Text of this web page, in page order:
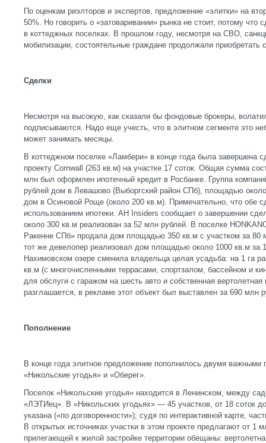
По оценкам риэлторов и экспертов, предложение «элитки» на
50%. Но говорить о «затоваривании» рынка не стоит, потому что
в коттеджных поселках. В прошлом году, несмотря на СВО,
мобилизации, состоятельные граждане продолжали
Сделки
Несмотря на высокую, как сказали бы фондовые брокеры,
подписываются. Надо еще учесть, что в элитном сегменте это
может занимать месяцы.
В коттеджном поселке «Ламбери» в конце года была завершена
проекту Cornwall (263 кв.м) на участке 17 соток. Общая сумма
млн был оформлен ипотечный кредит в Росбанке. Группа
рублей дом в Левашово (Выборгский район СПб), площадью
дом в Осиновой Роще (около 200 кв.м). Примечательно, что обе
использованием ипотеки. АН Insiders сообщает о завершении
около 300 кв.м реализован за 52 млн рублей. В поселке
Ракенне СПб» продала дом площадью 350 кв.м с участком за
тот же девелопер реализовал дом площадью около 1000 кв.м за
Нахимовском озере сменила владельца целая усадьба: на 1 га
кв.м (с многочисленными террасами, спортзалом, бассейном и
для обслуги с гаражом на шесть авто и собственная
разглашается, в рекламе этот объект был выставлен за 690 млн
Пополнение
В конце года элитное предложение пополнилось двумя
«Никольские угодья» и «Оберег».
Поселок «Никольские угодья» находится в Ленинском, между
«ЛЭТИец». В «Никольских угодьях» — 45 участков, от 18 соток
указана («по договоренности»); судя по интерактивной карте,
В открытых источниках участки в этом проекте предлагают от 1
прилегающей к жилой застройке территории обещаны: